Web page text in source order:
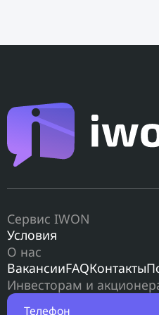
Сервис IWON
Условия
О нас
ВакансииFAQКонтакты
Инвесторам и
Телефон